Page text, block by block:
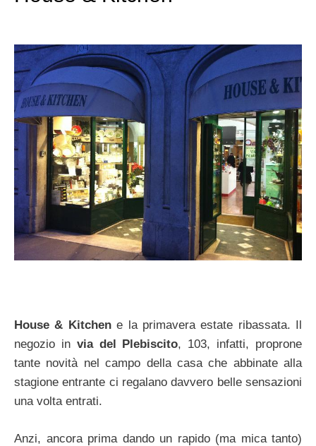
House & Kitchene la primavera estate ribassata. Il
negozio in via del Plebiscito, 103, infatti, proprone
tante novità nel campo della casa che abbinate alla
stagione entrante ci regalano davvero belle sensazioni
una volta entrati.
Anzi, ancora prima dando un rapido (ma mica tanto)